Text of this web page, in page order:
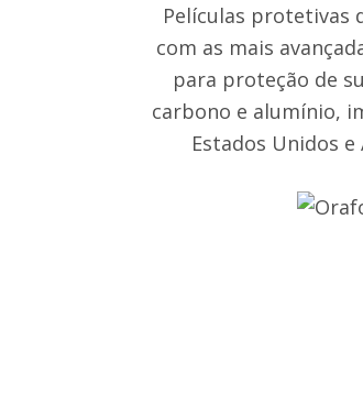
Películas protetivas
com as mais
para proteção de
carbono e alumínio,
Estados Unidos e